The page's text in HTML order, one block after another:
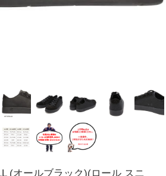
(オールブラック)(ロール スニ